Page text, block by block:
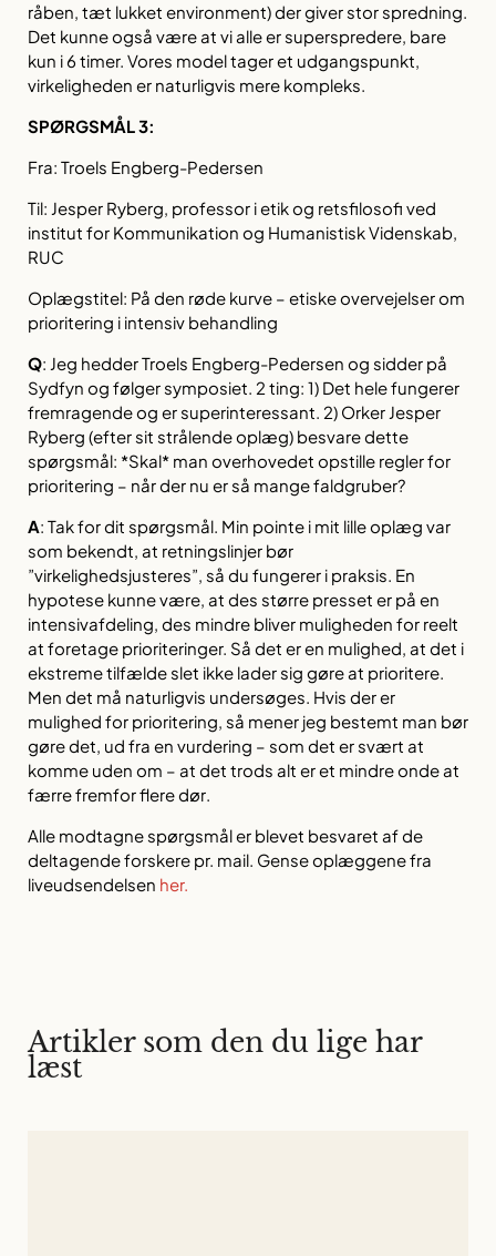
råben, tæt lukket environment) der giver stor spredning.
Det kunne også være at vi alle er superspredere, bare
kun i 6 timer. Vores model tager et udgangspunkt,
virkeligheden er naturligvis mere kompleks.
SPØRGSMÅL 3:
Fra: Troels Engberg-Pedersen
Til: Jesper Ryberg, professor i etik og retsfilosofi ved
institut for Kommunikation og Humanistisk Videnskab,
RUC
Oplægstitel: På den røde kurve – etiske overvejelser om
prioritering i intensiv behandling
Q: Jeg hedder Troels Engberg-Pedersen og sidder på
Sydfyn og følger symposiet. 2 ting: 1) Det hele fungerer
fremragende og er superinteressant. 2) Orker Jesper
Ryberg (efter sit strålende oplæg) besvare dette
spørgsmål: *Skal* man overhovedet opstille regler for
prioritering – når der nu er så mange faldgruber?
A: Tak for dit spørgsmål. Min pointe i mit lille oplæg var
som bekendt, at retningslinjer bør
”virkelighedsjusteres”, så du fungerer i praksis. En
hypotese kunne være, at des større presset er på en
intensivafdeling, des mindre bliver muligheden for reelt
at foretage prioriteringer. Så det er en mulighed, at det i
ekstreme tilfælde slet ikke lader sig gøre at prioritere.
Men det må naturligvis undersøges. Hvis der er
mulighed for prioritering, så mener jeg bestemt man bør
gøre det, ud fra en vurdering – som det er svært at
komme uden om – at det trods alt er et mindre onde at
færre fremfor flere dør.
Alle modtagne spørgsmål er blevet besvaret af de
deltagende forskere pr. mail. Gense oplæggene fra
liveudsendelsen her.
Artikler som den du lige har
læst